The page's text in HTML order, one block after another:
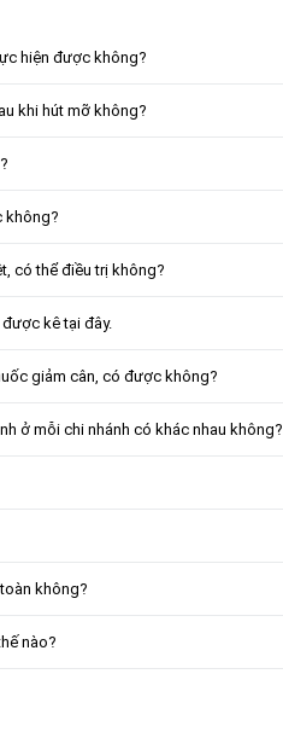
hiện được không?
khi hút mỡ không?
không?
có thể điều trị không?
kê tại đây.
giảm cân, có được không?
ở mỗi chi nhánh có khác nhau không?
không?
nào?